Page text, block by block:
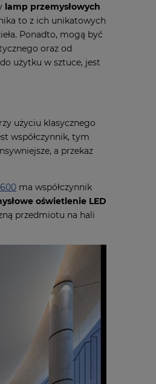
lamp przemysłowych
to z ich unikatowych
Ponadto, mogą być
oraz od
użytku w sztuce, jest
użyciu klasycznego
współczynnik, tym
a przekaz
ma współczynnik
oświetlenie LED
przedmiotu na hali